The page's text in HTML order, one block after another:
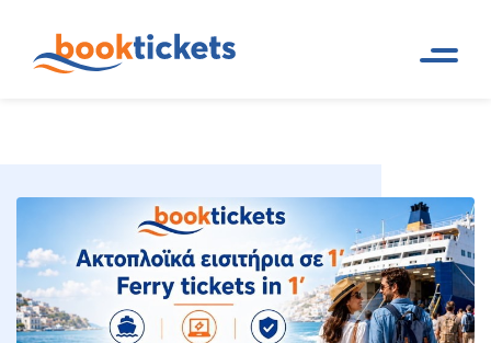
traghetti e biglietti